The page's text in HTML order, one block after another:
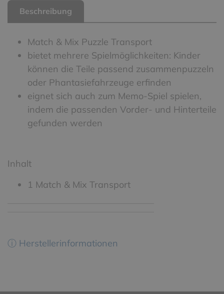
Beschreibung
Match & Mix Puzzle Transport
bietet mehrere Spielmöglichkeiten: Kinder
können die Teile passend zusammenpuzzeln
oder Phantasiefahrzeuge erfinden
eignet sich auch zum Memo-Spiel spielen,
indem die passenden Vorder- und Hinterteile
gefunden werden
Inhalt
1 Match & Mix Transport
ⓘ Herstellerinformationen